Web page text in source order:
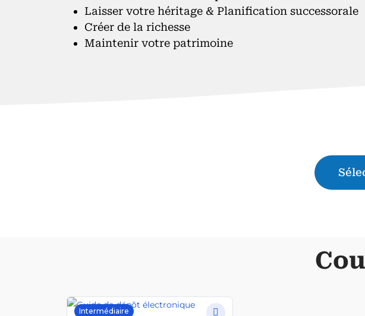
Laisser votre héritage & Planification successorale
Créer de la richesse
Maintenir votre patrimoine
Intermédiaire